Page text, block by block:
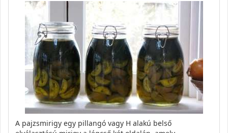
A pajzsmirigy egy pillangó vagy H alakú belső